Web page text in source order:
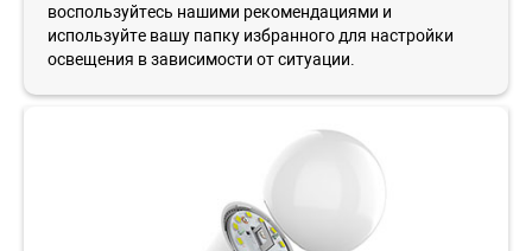
воспользуйтесь нашими рекомендациями и
используйте вашу папку избранного для настройки
освещения в зависимости от ситуации.